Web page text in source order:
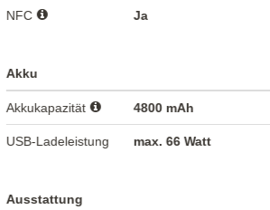
NFC Ja
Akku
Akkukapazität 4800 mAh
USB-Ladeleistung max. 66 Watt
Ausstattung